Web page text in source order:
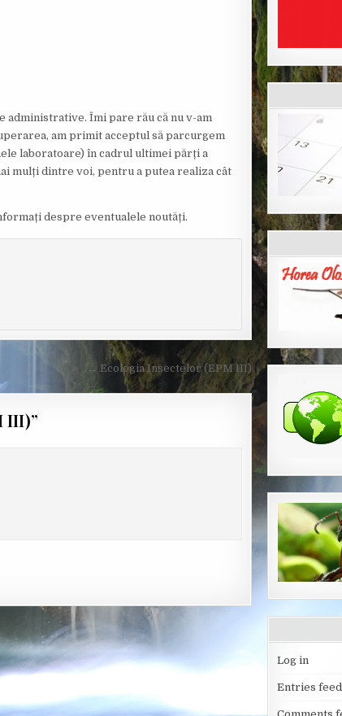
administrative. Îmi pare rău că nu v-am
am primit acceptul să parcurgem
laboratoare) în cadrul ultimei părți a
mulți dintre voi, pentru a putea realiza cât
despre eventualele noutăți.
← Ecologia Insectelor (EPM III)
III)”
Log in
Entries feed